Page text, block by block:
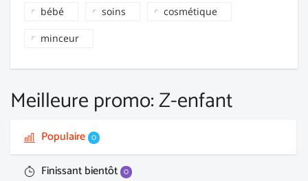
bébé soins cosmétique
minceur
Meilleure promo: Z-enfant
Populaire 0
Finissant bientôt 0